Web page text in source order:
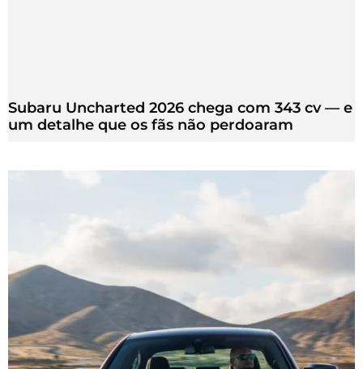
Subaru Uncharted 2026 chega com 343 cv — e
um detalhe que os fãs não perdoaram